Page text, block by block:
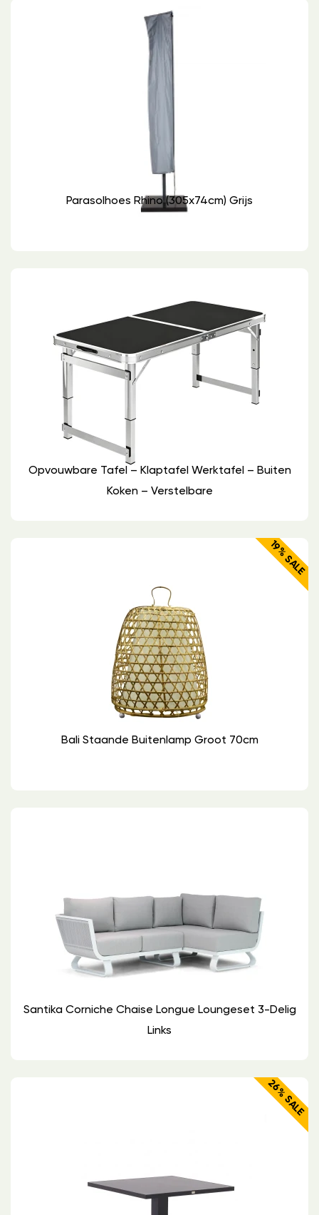
Parasolhoes Rhino (305x74cm) Grijs
Opvouwbare Tafel – Klaptafel Werktafel – Buiten
Koken – Verstelbare
19% SALE
Bali Staande Buitenlamp Groot 70cm
Santika Corniche Chaise Longue Loungeset 3-Delig
Links
26% SALE